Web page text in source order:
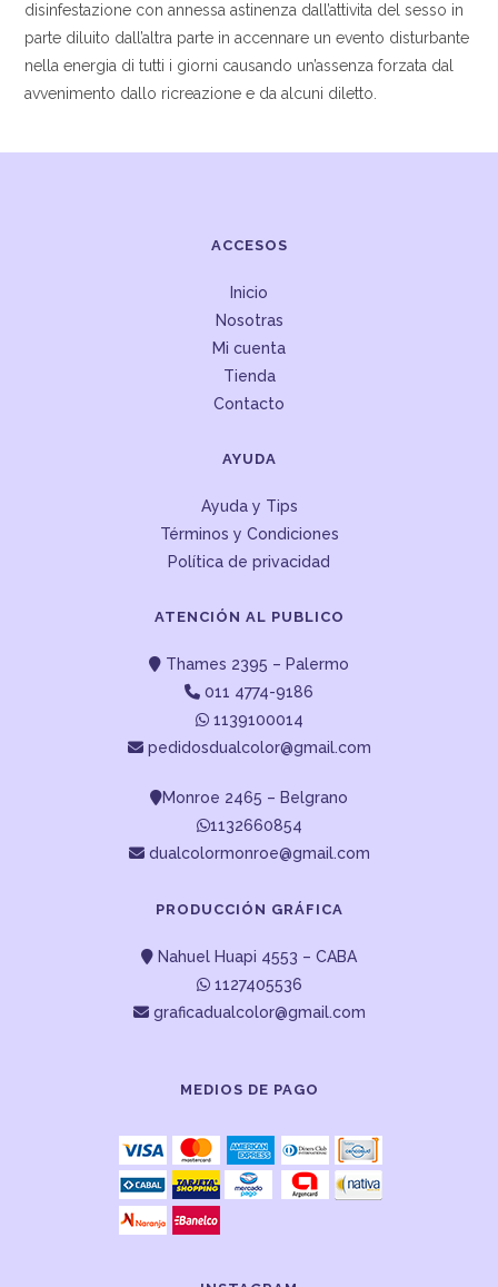
disinfestazione con annessa astinenza dall’attivita del sesso in
parte diluito dall’altra parte in accennare un evento disturbante
nella energia di tutti i giorni causando un’assenza forzata dal
avvenimento dallo ricreazione e da alcuni diletto.
ACCESOS
Inicio
Nosotras
Mi cuenta
Tienda
Contacto
AYUDA
Ayuda y Tips
Términos y Condiciones
Política de privacidad
ATENCIÓN AL PUBLICO
Thames 2395 – Palermo
011 4774-9186
1139100014
pedidosdualcolor@gmail.com
Monroe 2465 – Belgrano
1132660854
dualcolormonroe@gmail.com
PRODUCCIÓN GRÁFICA
Nahuel Huapi 4553 – CABA
1127405536
graficadualcolor@gmail.com
MEDIOS DE PAGO